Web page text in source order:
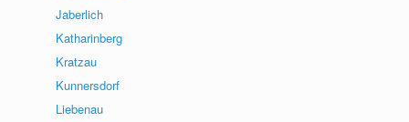
Jaberlich
Katharinberg
Kratzau
Kunnersdorf
Liebenau